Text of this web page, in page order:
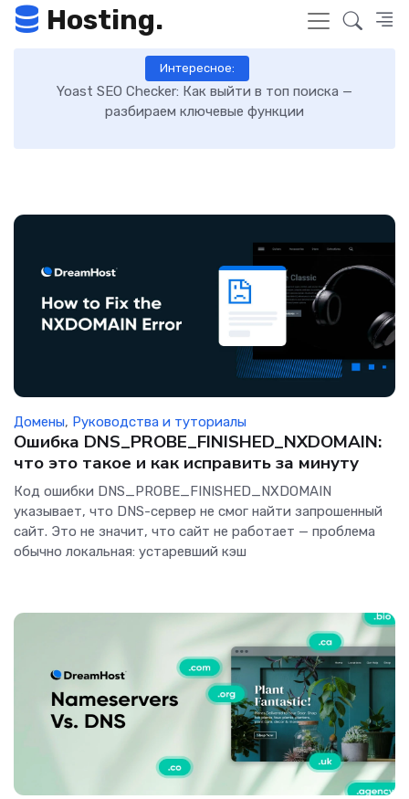
Hosting.
Интересное:
Yoast SEO Checker: Как выйти в топ поиска —
разбираем ключевые функции
Домены, Руководства и туториалы
Ошибка DNS_PROBE_FINISHED_NXDOMAIN:
что это такое и как исправить за минуту
Код ошибки DNS_PROBE_FINISHED_NXDOMAIN
указывает, что DNS-сервер не смог найти запрошенный
сайт. Это не значит, что сайт не работает — проблема
обычно локальная: устаревший кэш